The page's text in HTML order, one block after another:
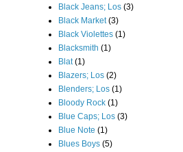
Black Jeans; Los (3)
Black Market (3)
Black Violettes (1)
Blacksmith (1)
Blat (1)
Blazers; Los (2)
Blenders; Los (1)
Bloody Rock (1)
Blue Caps; Los (3)
Blue Note (1)
Blues Boys (5)